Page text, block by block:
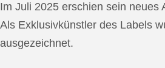
Im Juli 2025 erschien sein neues
Als Exklusivkünstler des Labels
ausgezeichnet.